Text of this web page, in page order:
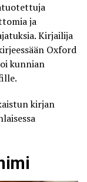
ja
Kirjailija
Oxford
kunnian
kirjan